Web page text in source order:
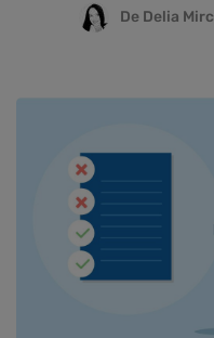
De Delia